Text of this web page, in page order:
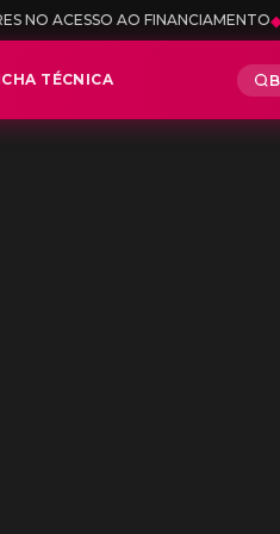
◆PRESIDENTE DANIEL
TÉCNICA